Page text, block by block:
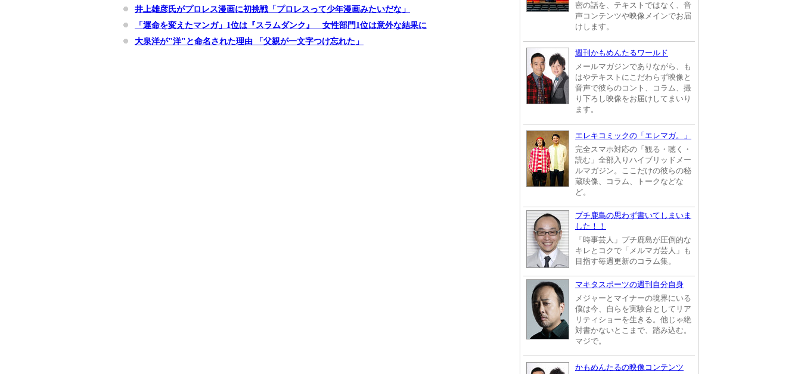
井上雄彦氏がプロレス漫画に初挑戦「プロレスって少年漫画みたいだな」
「運命を変えたマンガ」1位は『スラムダンク』 女性部門1位は意外な結果に
大泉洋が"洋"と命名された理由 「父親が一文字つけ忘れた」
密の話を、テキストではなく、音
声コンテンツや映像メインでお届
けします。
週刊かもめんたるワールド
メールマガジンでありながら、も
はやテキストにこだわらず映像と
音声で彼らのコント、コラム、撮
り下ろし映像をお届けしてまいり
ます。
エレキコミックの「エレマガ。」
完全スマホ対応の「観る・聴く・
読む」全部入りハイブリッドメー
ルマガジン。ここだけの彼らの秘
蔵映像、コラム、トークなどな
ど。
プチ鹿島の思わず書いてしまいま
した！！
「時事芸人」プチ鹿島が圧倒的な
キレとコクで「メルマガ芸人」も
目指す毎週更新のコラム集。
マキタスポーツの週刊自分自身
メジャーとマイナーの境界にいる
僕は今、自らを実験台としてリア
リティショーを生きる。他じゃ絶
対書かないとこまで、踏み込む。
マジで。
かもめんたるの映像コンテンツ